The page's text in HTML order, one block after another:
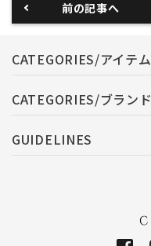
前の記事へ
CATEGORIES/アイテム
CATEGORIES/ブランド
GUIDELINES